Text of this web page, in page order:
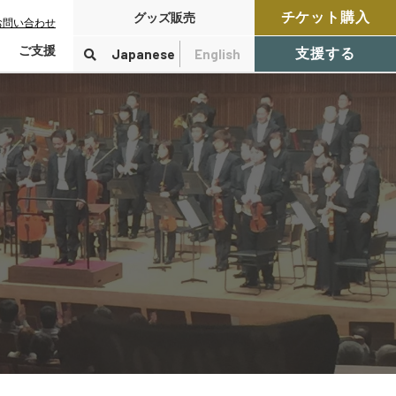
問い合わせ
ご支援
控除について
グッズ販売
Japanese English
チケット購入
支援する